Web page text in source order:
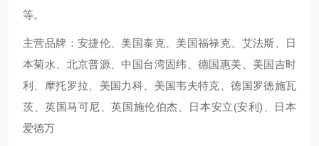
等。
主营品牌：安捷伦、美国泰克、美国福禄克、艾法斯、日
本菊水、北京普源、中国台湾固纬、德国惠美、美国吉时
利、摩托罗拉、美国力科、美国韦夫特克、德国罗德施瓦
茨、英国马可尼、英国施伦伯杰、日本安立(安利)、日本
爱德万